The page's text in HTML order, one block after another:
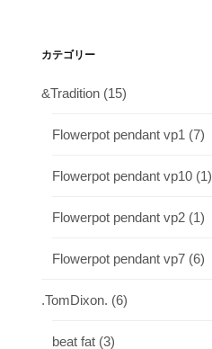
カテゴリー
&Tradition (15)
Flowerpot pendant vp1 (7)
Flowerpot pendant vp10 (1)
Flowerpot pendant vp2 (1)
Flowerpot pendant vp7 (6)
.TomDixon. (6)
beat fat (3)